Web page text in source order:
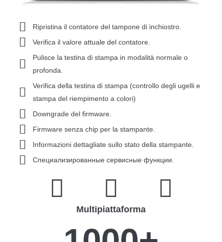
Ripristina il contatore del tampone di inchiostro.
Verifica il valore attuale del contatore.
Pulisce la testina di stampa in modalità normale o
profonda.
Verifica della testina di stampa (controllo degli ugelli e
stampa del riempimento a colori)
Downgrade del firmware.
Firmware senza chip per la stampante.
Informazioni dettagliate sullo stato della stampante.
Специализированные сервисные функции.
Multipiattaforma